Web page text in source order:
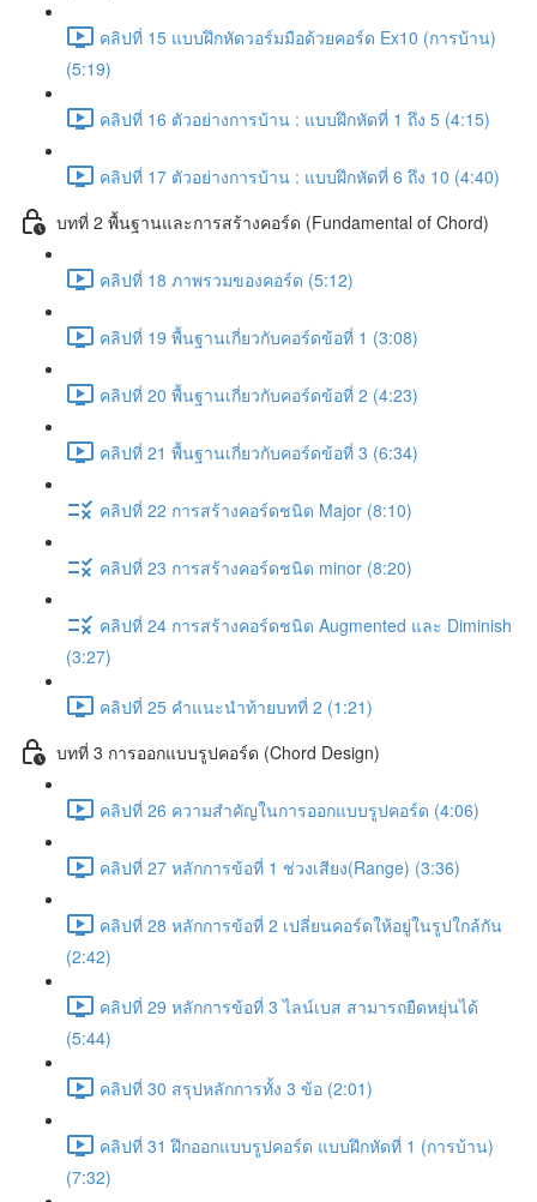
คลิปที่ 15 แบบฝึกหัดวอร์มมือด้วยคอร์ด Ex10 (การบ้าน)
(5:19)
คลิปที่ 16 ตัวอย่างการบ้าน : แบบฝึกหัดที่ 1 ถึง 5 (4:15)
คลิปที่ 17 ตัวอย่างการบ้าน : แบบฝึกหัดที่ 6 ถึง 10 (4:40)
บทที่ 2 พื้นฐานและการสร้างคอร์ด (Fundamental of Chord)
คลิปที่ 18 ภาพรวมของคอร์ด (5:12)
คลิปที่ 19 พื้นฐานเกี่ยวกับคอร์ดข้อที่ 1 (3:08)
คลิปที่ 20 พื้นฐานเกี่ยวกับคอร์ดข้อที่ 2 (4:23)
คลิปที่ 21 พื้นฐานเกี่ยวกับคอร์ดข้อที่ 3 (6:34)
คลิปที่ 22 การสร้างคอร์ดชนิด Major (8:10)
คลิปที่ 23 การสร้างคอร์ดชนิด minor (8:20)
คลิปที่ 24 การสร้างคอร์ดชนิด Augmented และ Diminish
(3:27)
คลิปที่ 25 คำแนะนำท้ายบทที่ 2 (1:21)
บทที่ 3 การออกแบบรูปคอร์ด (Chord Design)
คลิปที่ 26 ความสำคัญในการออกแบบรูปคอร์ด (4:06)
คลิปที่ 27 หลักการข้อที่ 1 ช่วงเสียง(Range) (3:36)
คลิปที่ 28 หลักการข้อที่ 2 เปลี่ยนคอร์ดให้อยู่ในรูปใกล้กัน
(2:42)
คลิปที่ 29 หลักการข้อที่ 3 ไลน์เบส สามารถยืดหยุ่นได้
(5:44)
คลิปที่ 30 สรุปหลักการทั้ง 3 ข้อ (2:01)
คลิปที่ 31 ฝึกออกแบบรูปคอร์ด แบบฝึกหัดที่ 1 (การบ้าน)
(7:32)